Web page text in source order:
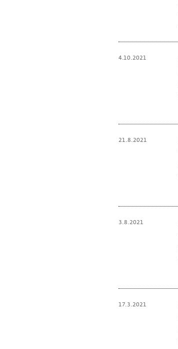
4.10.2021
21.8.2021
3.8.2021
17.3.2021